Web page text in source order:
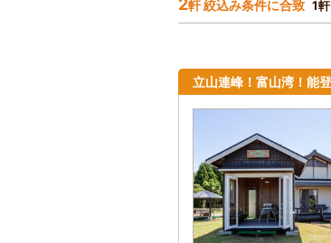
2軒 絞込み条件に合致 1
立山連峰！富山湾！能